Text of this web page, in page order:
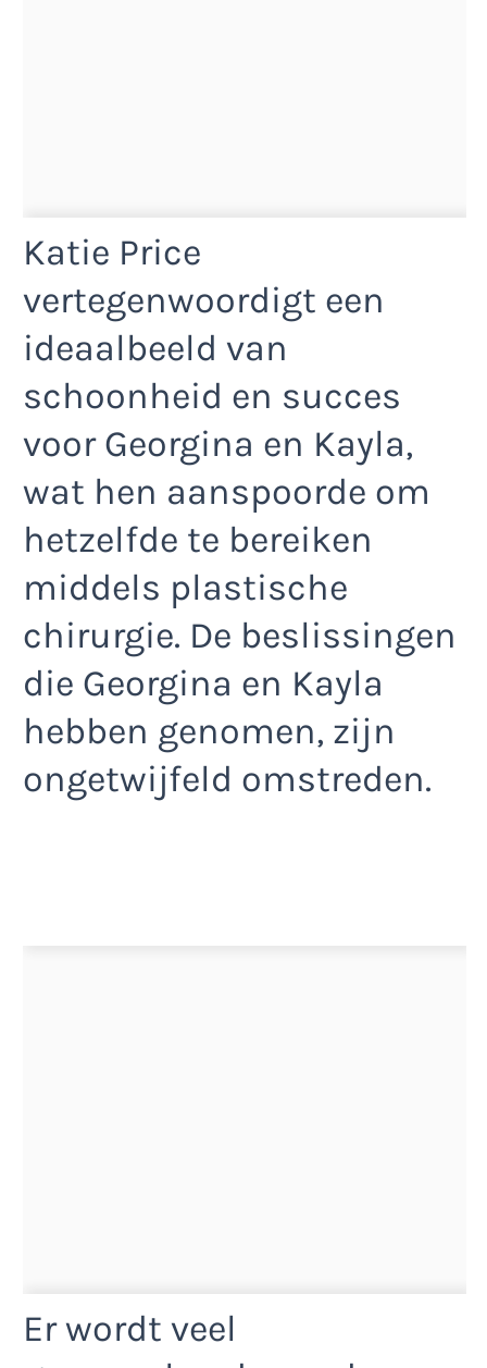
Katie Price
vertegenwoordigt een
ideaalbeeld van
schoonheid en succes
voor Georgina en Kayla,
wat hen aanspoorde om
hetzelfde te bereiken
middels plastische
chirurgie. De beslissingen
die Georgina en Kayla
hebben genomen, zijn
ongetwijfeld omstreden.
Er wordt veel